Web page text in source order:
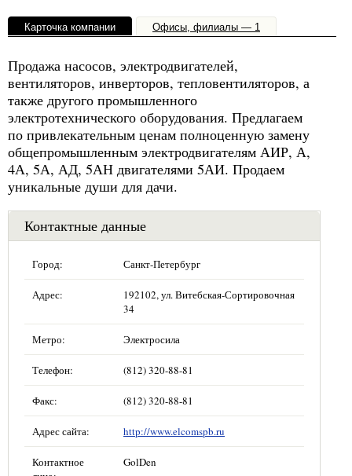
Карточка компании Офисы, филиалы — 1
Продажа насосов, электродвигателей,
вентиляторов, инверторов, тепловентиляторов, а
также другого промышленного
электротехнического оборудования. Предлагаем
по привлекательным ценам полноценную замену
общепромышленным электродвигателям АИР, А,
4А, 5А, АД, 5АН двигателями 5АИ. Продаем
уникальные души для дачи.
Контактные данные
Город: Санкт-Петербург
Адрес:
192102, ул. Витебская-Сортировочная
34
Метро: Электросила
Телефон: (812) 320-88-81
Факс: (812) 320-88-81
Адрес сайта: http://www.elcomspb.ru
Контактное
GolDen